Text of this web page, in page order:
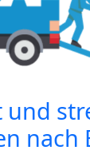
und
nach